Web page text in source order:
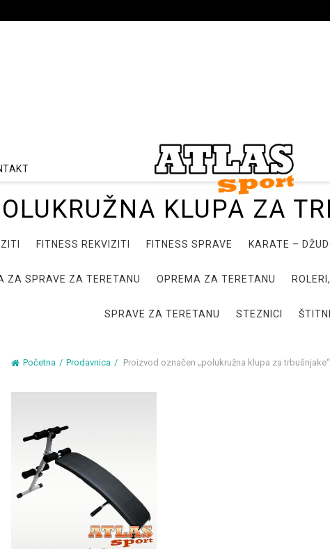
KLUPA ZA
FITNESS REKVIZITI FITNESS SPRAVE KARATE –
ZA SPRAVE ZA TERETANU OPREMA ZA TERETANU
SPRAVE ZA TERETANU STEZNICI
Početna Prodavnica Proizvod označen „polukružna klupa za trbušnjake“